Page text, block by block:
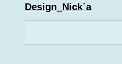
Design_Nick`a